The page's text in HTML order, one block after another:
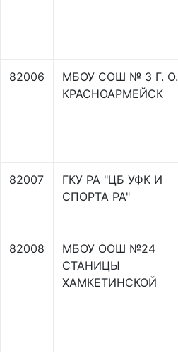
82006
МБОУ СОШ № 3 Г. О.
КРАСНОАРМЕЙСК
82007
ГКУ РА "ЦБ УФК И
СПОРТА РА"
82008
МБОУ ООШ №24
СТАНИЦЫ
ХАМКЕТИНСКОЙ